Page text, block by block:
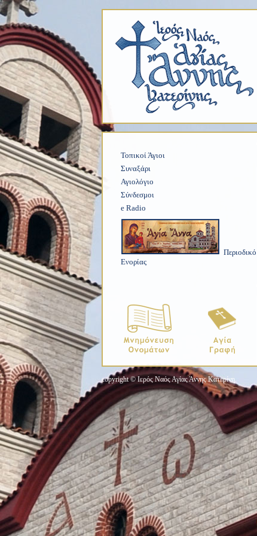
Τοπικοί Άγιοι
Συναξάρι
Αγιολόγιο
Σύνδεσμοι
e Radio
Περιοδικό
Ενορίας
copyright © Ιερός Ναός Αγίας Άννης Κατερίνη.